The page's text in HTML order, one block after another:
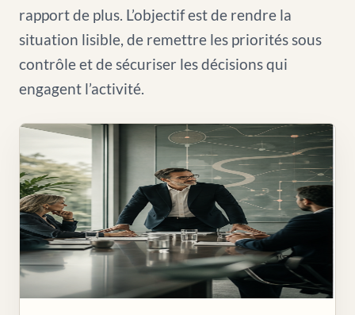
rapport de plus. L’objectif est de rendre la
situation lisible, de remettre les priorités sous
contrôle et de sécuriser les décisions qui
engagent l’activité.